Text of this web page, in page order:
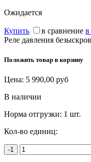
Ожидается
Купить в сравнение в
Реле давления
Положить товар в корзину
Цена: 5 990,00 руб
В наличии
Норма отгрузки: 1 шт.
Кол-во единиц:
-1